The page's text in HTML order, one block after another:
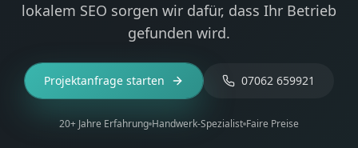
lokalem SEO sorgen wir dafür, dass Ihr Betrieb
gefunden wird.
Projektanfrage starten 07062 659921
20+ Jahre Erfahrung Handwerk-Spezialist Faire Preise